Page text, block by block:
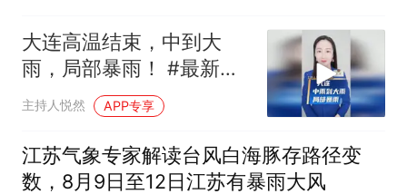
大连高温结束，中到大
雨，局部暴雨！ #最新天
气预报#大连天气
主持人悦然 APP专享
江苏气象专家解读台风白海豚存路径变
数，8月9日至12日江苏有暴雨大风